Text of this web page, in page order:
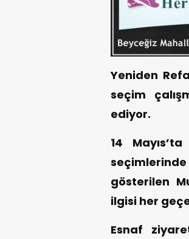
Yeniden
seçim
ediyor.
14
gösterilen
ilgisi her
Esnaf